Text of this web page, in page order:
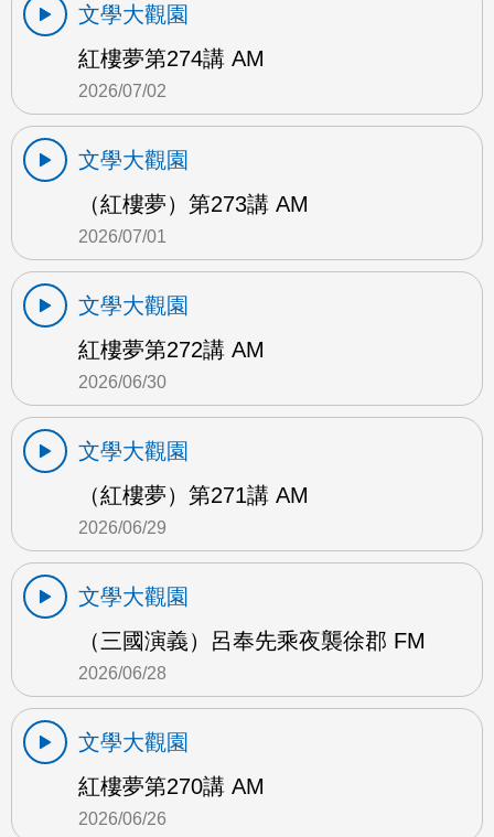
文學大觀園
紅樓夢第274講 AM
2026/07/02
文學大觀園
（紅樓夢）第273講 AM
2026/07/01
文學大觀園
紅樓夢第272講 AM
2026/06/30
文學大觀園
（紅樓夢）第271講 AM
2026/06/29
文學大觀園
（三國演義）呂奉先乘夜襲徐郡 FM
2026/06/28
文學大觀園
紅樓夢第270講 AM
2026/06/26